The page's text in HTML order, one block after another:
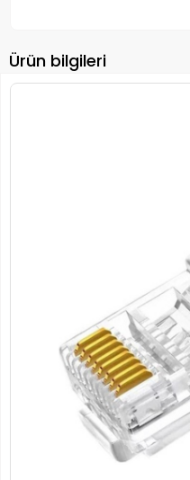
Ürün bilgileri